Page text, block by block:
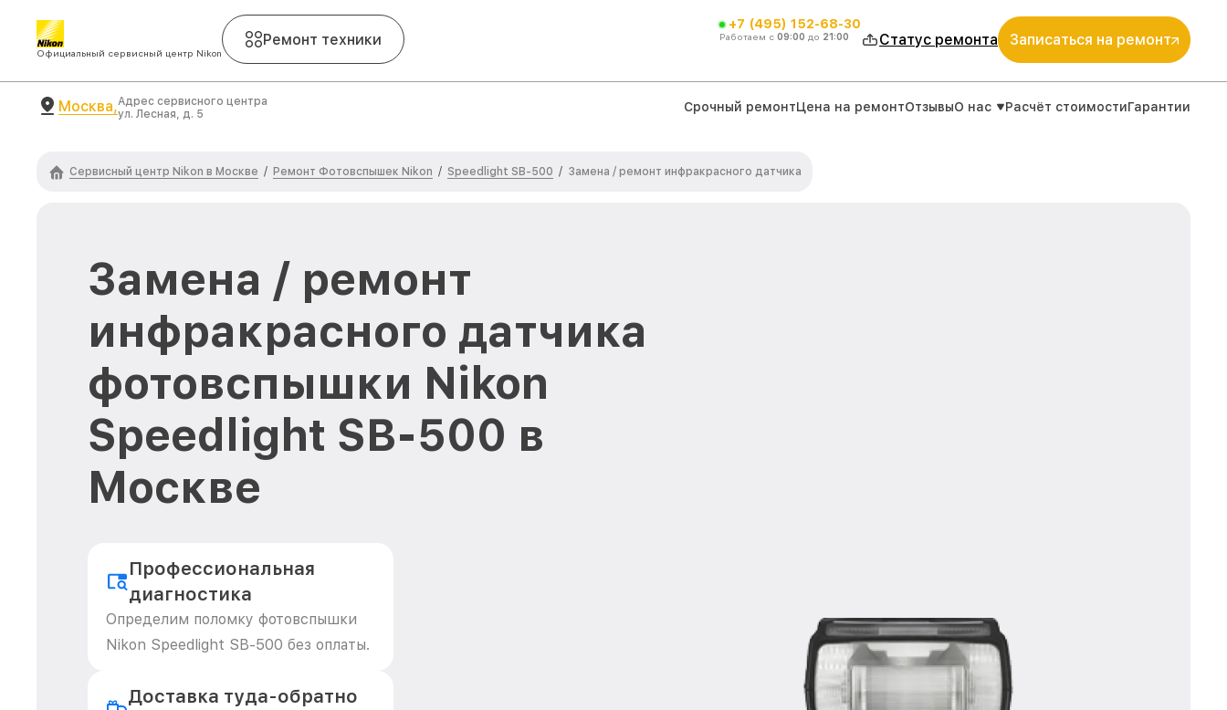
Официальный сервисный центр Nikon
Ремонт техники
+7 (495) 152-68-30
Работаем с 09:00 до 21:00 Статус ремонта Записаться на ремонт
Москва,Адрес сервисного центра
ул. Лесная, д. 5
Срочный ремонтЦена на ремонтОтзывыО нас Расчёт стоимостиГарантии
Сервисный центр Nikon в Москве / Ремонт Фотовспышек Nikon / Speedlight SB-500 / Замена / ремонт инфракрасного датчика
Замена / ремонт
инфракрасного датчика
фотовспышки Nikon
Speedlight SB-500 в
Москве
Профессиональная
диагностика
Определим поломку фотовспышки
Nikon Speedlight SB-500 без оплаты.
Доставка туда-обратно